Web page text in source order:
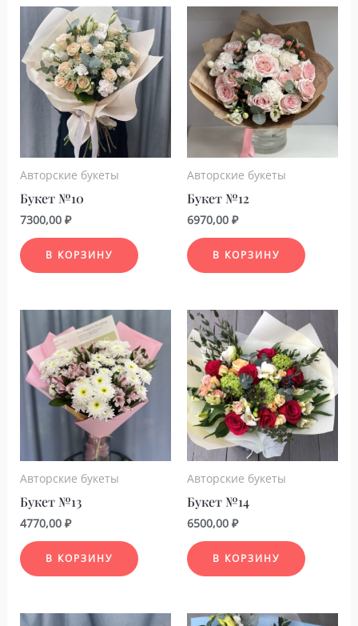
Авторские букеты
Букет №10
7300,00 ₽
В КОРЗИНУ
Авторские букеты
Букет №12
6970,00 ₽
В КОРЗИНУ
Авторские букеты
Букет №13
4770,00 ₽
В КОРЗИНУ
Авторские букеты
Букет №14
6500,00 ₽
В КОРЗИНУ